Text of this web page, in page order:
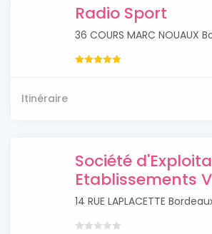
Radio Sport
36 COURS MARC NOUAUX
Itinéraire
Société
Etablissements
14 RUE LAPLACETTE